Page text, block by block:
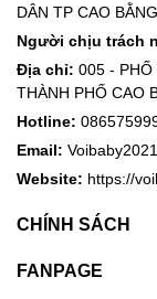
DÂN TP CAO BẰNG
Người chịu trách
Địa chỉ: 005 -
THÀNH PHỐ CAO
Hotline:
Email:
Website: https://
CHÍNH SÁCH
FANPAGE